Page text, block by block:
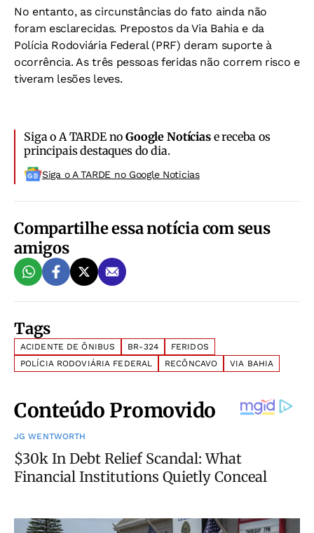
No entanto, as circunstâncias do fato ainda não
foram esclarecidas. Prepostos da Via Bahia e da
Polícia Rodoviária Federal (PRF) deram suporte à
ocorrência. As três pessoas feridas não correm risco e
tiveram lesões leves.
Siga o A TARDE noGoogle Notíciase receba os
principais destaques do dia.
Siga o A TARDE no Google Noticias
Compartilhe essa notícia com seus
amigos
Tags
ACIDENTE DE ÔNIBUS BR-324
FERIDOS
POLÍCIA RODOVIÁRIA FEDERAL
RECÔNCAVO VIA BAHIA